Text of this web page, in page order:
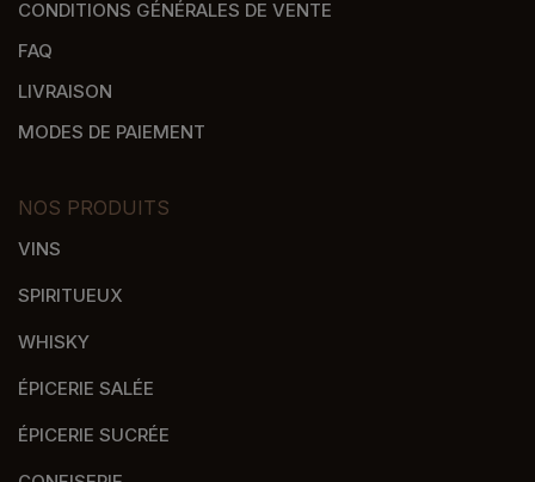
CONDITIONS GÉNÉRALES DE VENTE
FAQ
LIVRAISON
MODES DE PAIEMENT
NOS PRODUITS
VINS
SPIRITUEUX
WHISKY
ÉPICERIE SALÉE
ÉPICERIE SUCRÉE